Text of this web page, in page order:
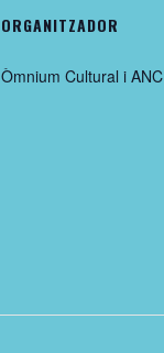
ORGANITZADOR
Òmnium Cultural i ANC